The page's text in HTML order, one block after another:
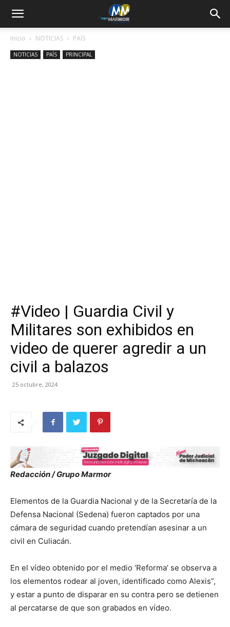
Inicio NOTICIAS PAÍS
NOTICIAS PAÍS PRINCIPAL
#Video | Guardia Civil y
Militares son exhibidos en
video de querer agredir a un
civil a balazos
25 octubre, 2024
Redacción / Grupo Marmor
Elementos de la Guardia Nacional y de la Secretaría de la
Defensa Nacional (Sedena) fueron captados por una
cámara de seguridad cuando pretendían asesinar a un
civil en Culiacán.
En el vídeo obtenido por el medio ‘Reforma’ se observa a
los elementos rodear al joven, identificado como Alexis”,
y estar a punto de disparar en su contra pero se detienen
al percatarse de que son grabados en vídeo.